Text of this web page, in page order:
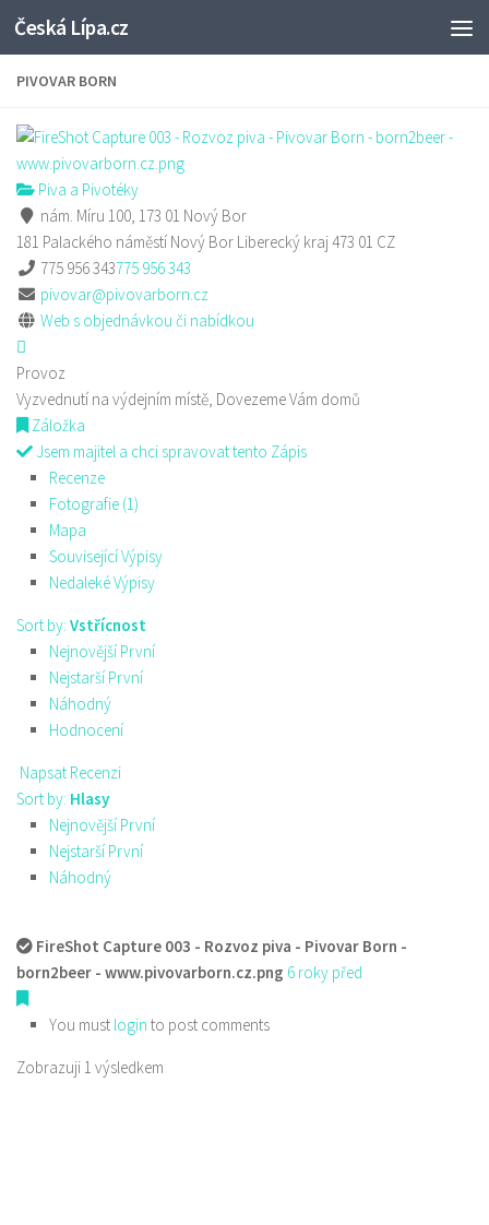
Skip to content
Česká Lípa.cz
PIVOVAR BORN
Piva a Pivotéky
nám. Míru 100, 173 01 Nový Bor
181 Palackého náměstí Nový Bor Liberecký kraj473 01 CZ
775 956 343775 956 343
pivovar@pivovarborn.cz
Web s objednávkou či nabídkou
Provoz
Vyzvednutí na výdejním místě, Dovezeme Vám domů
Záložka
Jsem majitel a chci spravovat tento Zápis
Recenze
Fotografie (1)
Mapa
Související Výpisy
Nedaleké Výpisy
Sort by: Vstřícnost
Nejnovější První
Nejstarší První
Náhodný
Hodnocení
Napsat Recenzi
Sort by: Hlasy
Nejnovější První
Nejstarší První
Náhodný
FireShot Capture 003 - Rozvoz piva - Pivovar Born -
born2beer - www.pivovarborn.cz.png 6 roky před
You must login to post comments
Zobrazuji 1 výsledkem